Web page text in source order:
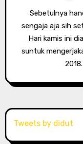
Sebetulnya hands-on headphone xiaomi ini gak
sengaja aja sih
Hari kamis ini
suntuk
Tweets by didut